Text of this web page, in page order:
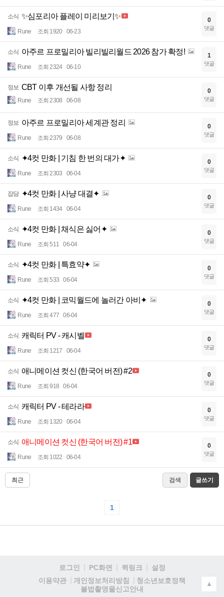
소식 ✨심포리아 플레이 미리보기✨
Rune 조회 1920 06-23
0
댓글
소식 아주르 프로밀리아 빌리빌리월드 2026 참가 확정!
Rune 조회 2324 06-10
1
댓글
정보 CBT 이후 개선될 사항 정리
Rune 조회 2308 06-08
0
댓글
정보 아주르 프로밀리아 세계관 정리
Rune 조회 2379 06-08
0
댓글
소식 ✦4컷 만화 | 기침 한 번의 대가✦
Rune 조회 2303 06-04
0
댓글
잡담 ✦4컷 만화 | 사냥 대결✦
Rune 조회 1434 06-04
0
댓글
소식 ✦4컷 만화 | 채식은 싫어✦
Rune 조회 511 06-04
0
댓글
소식 ✦4컷 만화 | 특효약✦
Rune 조회 533 06-04
0
댓글
소식 ✦4컷 만화 | 코믹월드에 놀러간 아비✦
Rune 조회 477 06-04
0
댓글
소식 캐릭터 PV - 캐시벨
Rune 조회 1217 06-04
0
댓글
소식 애니메이션 컷신 (한국어 버전) #2
Rune 조회 918 06-04
0
댓글
소식 캐릭터 PV - 테라라
Rune 조회 1320 06-04
0
댓글
소식 애니메이션 컷신 (한국어 버전) #1
Rune 조회 1022 06-04
0
댓글
최근 검색 글쓰기
1
로그인 PC화면 퀵링크
설정
이용약관
개인정보처리방침
청소년보호정책
불법촬영물신고안내
▲